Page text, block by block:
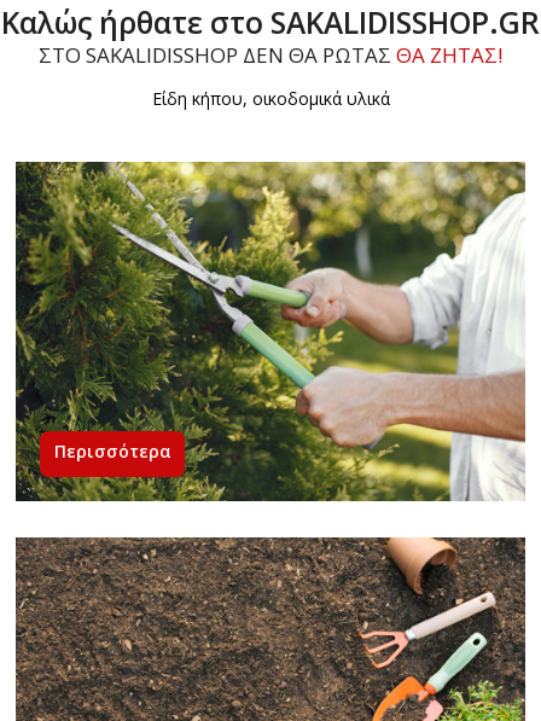
Καλώς ήρθατε στο SAKALIDISSHOP.GR
ΣΤΟ SAKALIDISSHOP ΔΕΝ ΘΑ ΡΩΤΑΣ ΘΑ ΖΗΤΑΣ!
Είδη κήπου, οικοδομικά υλικά
Περισσότερα